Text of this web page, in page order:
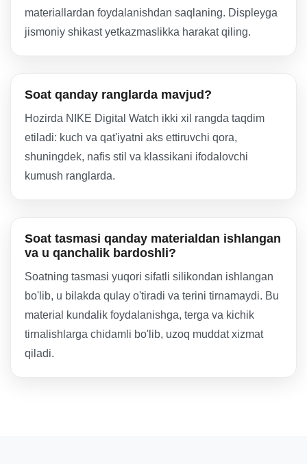
materiallardan foydalanishdan saqlaning. Displeyga
jismoniy shikast yetkazmaslikka harakat qiling.
Soat qanday ranglarda mavjud?
Hozirda NIKE Digital Watch ikki xil rangda taqdim
etiladi: kuch va qat'iyatni aks ettiruvchi qora,
shuningdek, nafis stil va klassikani ifodalovchi
kumush ranglarda.
Soat tasmasi qanday materialdan ishlangan
va u qanchalik bardoshli?
Soatning tasmasi yuqori sifatli silikondan ishlangan
bo'lib, u bilakda qulay o'tiradi va terini tirnamaydi. Bu
material kundalik foydalanishga, terga va kichik
tirnalishlarga chidamli bo'lib, uzoq muddat xizmat
qiladi.